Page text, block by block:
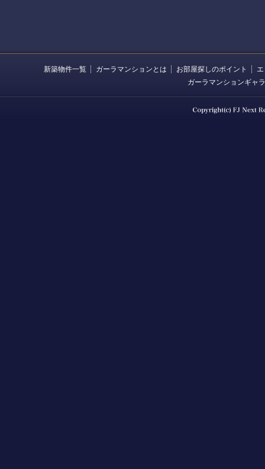
新築物件一覧 ガーラマンションとは お部屋探しのポイント
ガーラマンションギャ